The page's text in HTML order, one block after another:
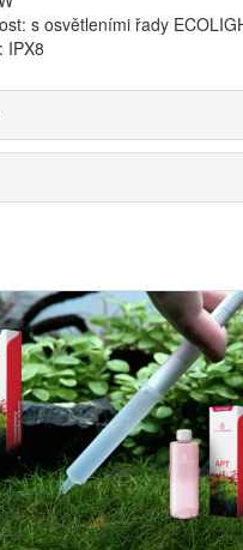
s osvětleními řady
IPX8